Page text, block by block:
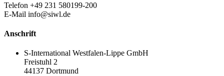
Telefon +49 231 580199-200
E-Mail info@siwl.de
Anschrift
S-International Westfalen-Lippe GmbH
Freistuhl 2
44137 Dortmund